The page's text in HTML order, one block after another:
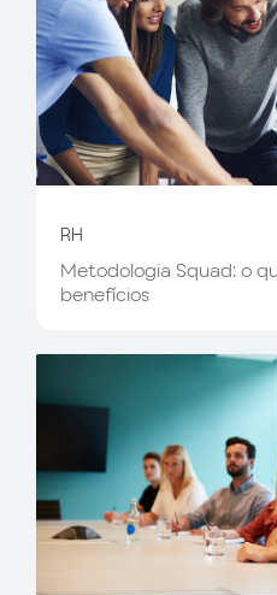
RH
Metodologia Squad: o
benefícios